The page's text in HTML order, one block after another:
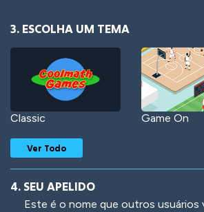
3. ESCOLHA UM TEMA
Classic Game On
Ver Todo
4. SEU APELIDO
Este é o nome que outros usuários